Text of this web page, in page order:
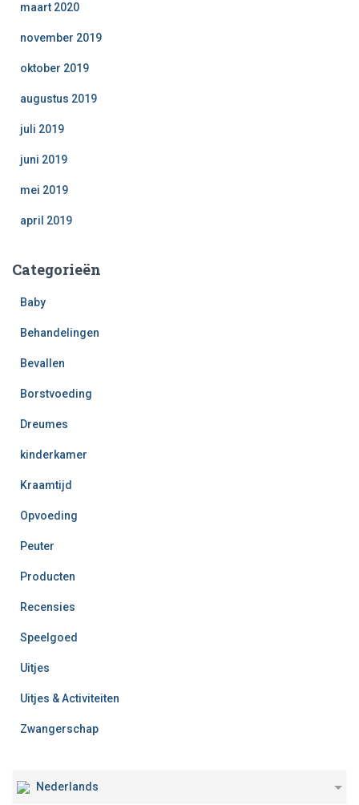
maart 2020
november 2019
oktober 2019
augustus 2019
juli 2019
juni 2019
mei 2019
april 2019
Categorieën
Baby
Behandelingen
Bevallen
Borstvoeding
Dreumes
kinderkamer
Kraamtijd
Opvoeding
Peuter
Producten
Recensies
Speelgoed
Uitjes
Uitjes & Activiteiten
Zwangerschap
Nederlands